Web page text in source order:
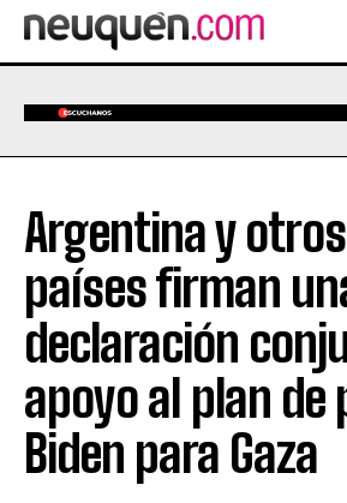
Argentina y otros
países firman
declaración
apoyo al plan de
Biden para Gaza